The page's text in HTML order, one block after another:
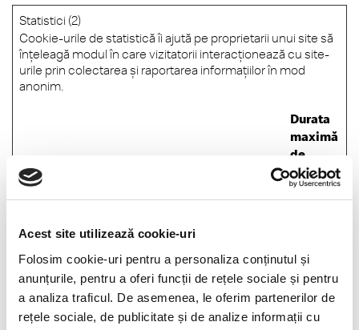
Acest site utilizează cookie-uri
Folosim cookie-uri pentru a personaliza conținutul și
anunțurile, pentru a oferi funcții de rețele sociale și pentru
a analiza traficul. De asemenea, le oferim partenerilor de
rețele sociale, de publicitate și de analize informații cu
Statistici (2)
Cookie-urile de statistică îi ajută pe proprietarii unui site să
înţeleagă modul în care vizitatorii interacţionează cu site-
urile prin colectarea şi raportarea informaţiilor în mod
anonim.
Denumire
Durata
maximă
de
stocare
_ga
Google
Used to send data to
about the visitor's
Tracks the visitor
across devices and
marketing channels.
2 ani